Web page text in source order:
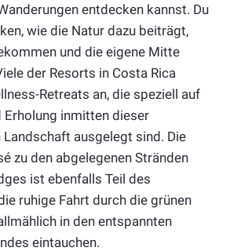
entdecken kannst. Du
wie die Natur dazu beiträgt,
und die eigene Mitte
der Resorts in Costa Rica
Retreats an, die speziell auf
Erholung inmitten dieser
ausgelegt sind. Die
zu den abgelegenen Stränden
ist ebenfalls Teil des
ruhige Fahrt durch die grünen
in den entspannten
eintauchen.